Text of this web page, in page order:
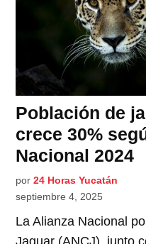
Población de
crece 30%
Nacional 2024
por 24 Horas Yucatán
septiembre 4, 2025
La Alianza Nacional
Jaguar (ANCJ), junto